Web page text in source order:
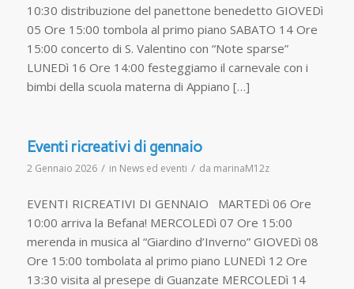
10:30 distribuzione del panettone benedetto GIOVEDì
05 Ore 15:00 tombola al primo piano SABATO 14 Ore
15:00 concerto di S. Valentino con “Note sparse”
LUNEDì 16 Ore 14:00 festeggiamo il carnevale con i
bimbi della scuola materna di Appiano […]
Eventi ricreativi di gennaio
2 Gennaio 2026 / in News ed eventi / da marinaM12z
EVENTI RICREATIVI DI GENNAIO MARTEDì 06 Ore
10:00 arriva la Befana! MERCOLEDì 07 Ore 15:00
merenda in musica al “Giardino d’Inverno” GIOVEDì 08
Ore 15:00 tombolata al primo piano LUNEDì 12 Ore
13:30 visita al presepe di Guanzate MERCOLEDì 14